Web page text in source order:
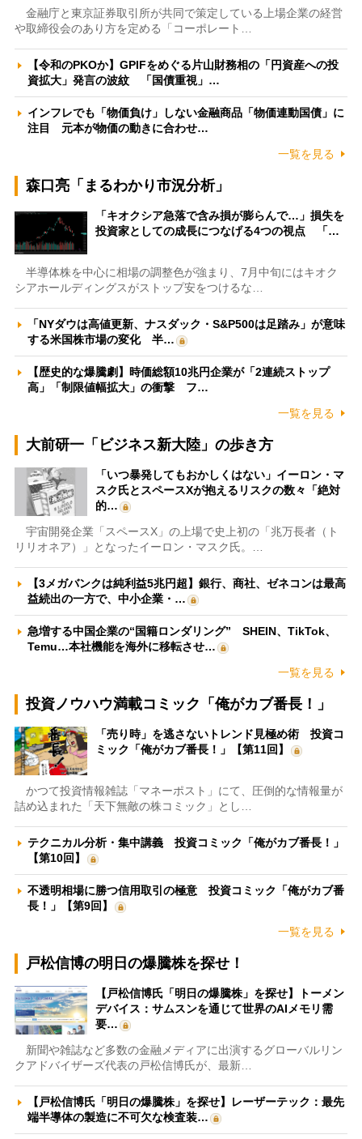
金融庁と東京証券取引所が共同で策定している上場企業の経営
や取締役会のあり方を定める「コーポレート…
【令和のPKOか】GPIFをめぐる片山財務相の「円資産への投
資拡大」発言の波紋 「国債重視」…
インフレでも「物価負け」しない金融商品「物価連動国債」に
注目 元本が物価の動きに合わせ…
一覧を見る
森口亮「まるわかり市況分析」
「キオクシア急落で含み損が膨らんで…」損失を
投資家としての成長につなげる4つの視点 「…
半導体株を中心に相場の調整色が強まり、7月中旬にはキオク
シアホールディングスがストップ安をつけるな…
「NYダウは高値更新、ナスダック・S&P500は足踏み」が意味
する米国株市場の変化 半…
【歴史的な爆騰劇】時価総額10兆円企業が「2連続ストップ
高」「制限値幅拡大」の衝撃 フ…
一覧を見る
大前研一「ビジネス新大陸」の歩き方
「いつ暴発してもおかしくはない」イーロン・マ
スク氏とスペースXが抱えるリスクの数々「絶対
的…
宇宙開発企業「スペースX」の上場で史上初の「兆万長者（ト
リリオネア）」となったイーロン・マスク氏。…
【3メガバンクは純利益5兆円超】銀行、商社、ゼネコンは最高
益続出の一方で、中小企業・…
急増する中国企業の“国籍ロンダリング” SHEIN、TikTok、
Temu…本社機能を海外に移転させ…
一覧を見る
投資ノウハウ満載コミック「俺がカブ番長！」
「売り時」を逃さないトレンド見極め術 投資コ
ミック「俺がカブ番長！」【第11回】
かつて投資情報雑誌「マネーポスト」にて、圧倒的な情報量が
詰め込まれた「天下無敵の株コミック」とし…
テクニカル分析・集中講義 投資コミック「俺がカブ番長！」
【第10回】
不透明相場に勝つ信用取引の極意 投資コミック「俺がカブ番
長！」【第9回】
一覧を見る
戸松信博の明日の爆騰株を探せ！
【戸松信博氏「明日の爆騰株」を探せ】トーメン
デバイス：サムスンを通じて世界のAIメモリ需
要…
新聞や雑誌など多数の金融メディアに出演するグローバルリン
クアドバイザーズ代表の戸松信博氏が、最新…
【戸松信博氏「明日の爆騰株」を探せ】レーザーテック：最先
端半導体の製造に不可欠な検査装…